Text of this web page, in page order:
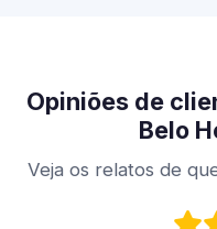
Opiniões de
Belo
Veja os relatos de